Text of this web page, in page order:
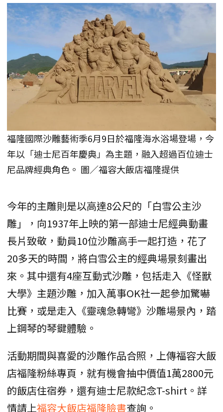
福隆國際沙雕藝術季6月9日於福隆海水浴場登場，今
年以「迪士尼百年慶典」為主題，融入超過百位迪士
尼品牌經典角色。 圖／福容大飯店福隆提供
今年的主雕則是以高達8公尺的「白雪公主沙
雕」，向1937年上映的第一部迪士尼經典動畫
長片致敬，動員10位沙雕高手一起打造，花了
20多天的時間，將白雪公主的經典場景刻畫出
來。其中還有4座互動式沙雕，包括走入《怪獸
大學》主題沙雕，加入萬事OK社一起參加驚嚇
比賽，或是走入《靈魂急轉彎》沙雕場景內，踏
上鋼琴的琴鍵體驗。
活動期間與喜愛的沙雕作品合照，上傳福容大飯
店福隆粉絲專頁，就有機會抽中價值1萬2800元
的飯店住宿券，還有迪士尼款紀念T-shirt。詳
情請上福容大飯店福隆臉書查詢。